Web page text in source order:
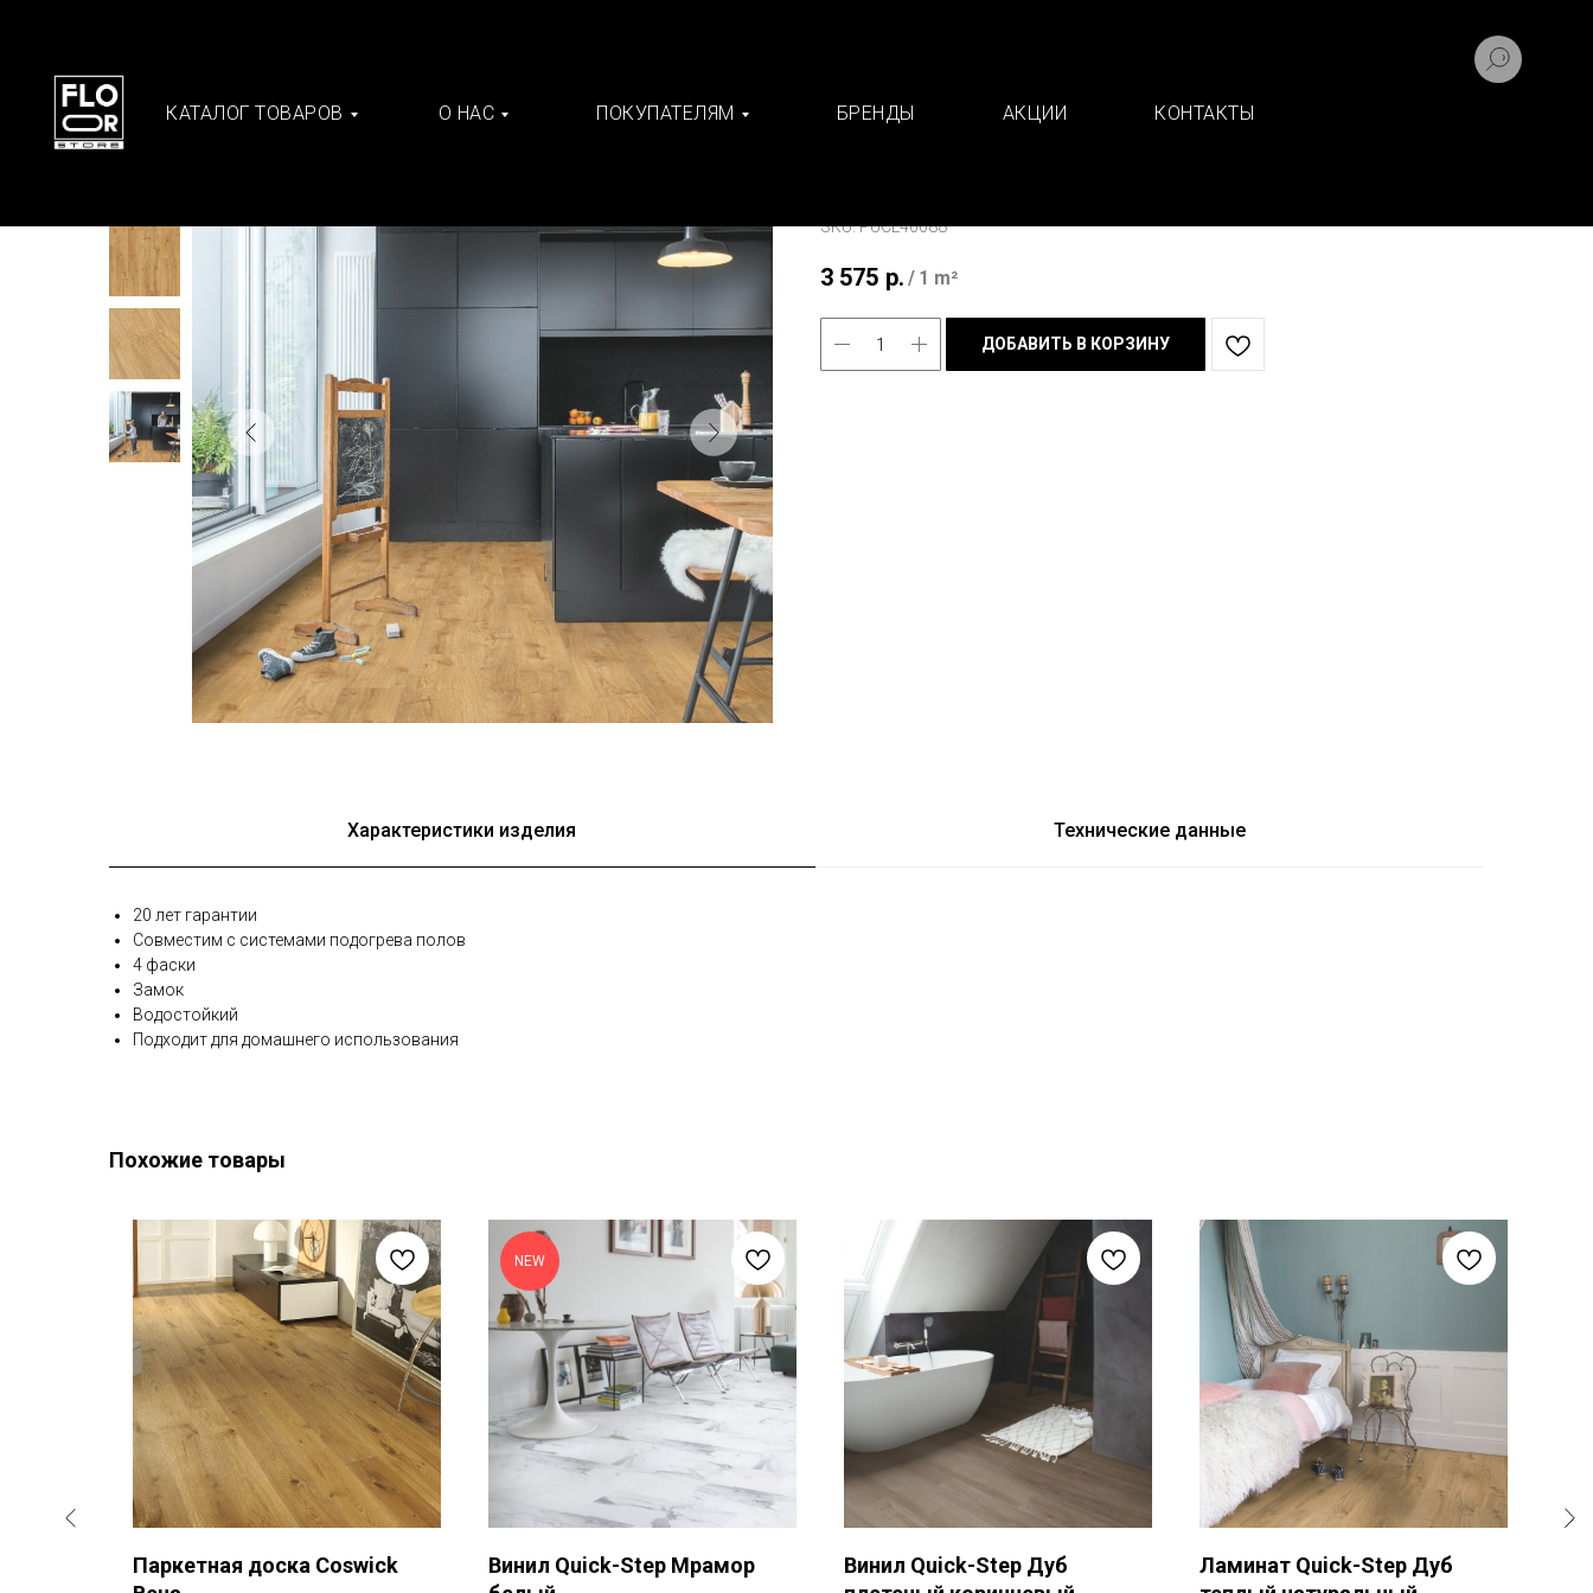
КАТАЛОГ ТОВАРОВ О НАС ПОКУПАТЕЛЯМ БРЕНДЫ АКЦИИ КОНТАКТЫ
SKU:PUCL40088
3 575 р. / 1 m²
ДОБАВИТЬ В КОРЗИНУ
Характеристики изделия Технические данные
20 лет гарантии
Совместим с системами подогрева полов
4 фаски
Замок
Водостойкий
Подходит для домашнего использования
Похожие товары
Паркетная доска Coswick
NEW
Винил Quick-Step Мрамор
Винил Quick-Step Дуб
Ламинат Quick-Step Дуб